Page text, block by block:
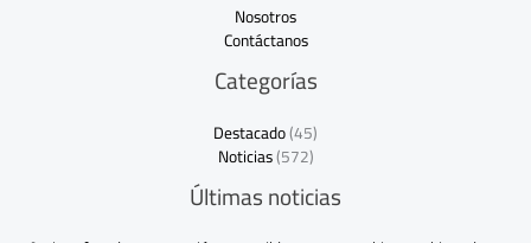
Nosotros
Contáctanos
Categorías
Destacado(45)
Noticias(572)
Últimas noticias